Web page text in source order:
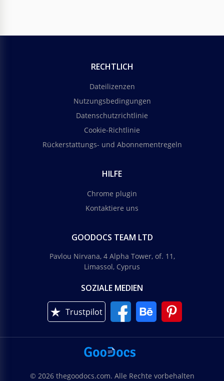
RECHTLICH
Dateilizenzen
Nutzungsbedingungen
Datenschutzrichtlinie
Cookie-Richtlinie
Rückerstattungs- und Abonnementregeln
HILFE
Chrome plugin
Kontaktiere uns
GOODOCS TEAM LTD
Pavlou Nirvana, 4 Alpha Tower, of. 11,
Limassol, Cyprus
SOZIALE MEDIEN
Trustpilot
© 2026 thegoodocs.com. Alle Rechte vorbehalten